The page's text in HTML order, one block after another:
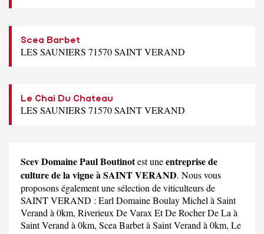
Scea Barbet
LES SAUNIERS 71570 SAINT VERAND
Le Chai Du Chateau
LES SAUNIERS 71570 SAINT VERAND
Scev Domaine Paul Boutinotest uneentreprise de
culture de la vigne à SAINT VERAND. Nous vous
proposons également une sélection de viticulteurs de
SAINT VERAND : Earl Domaine Boulay Michel à Saint
Verand à 0km, Riverieux De Varax Et De Rocher De La à
Saint Verand à 0km, Scea Barbetà Saint Verand à 0km, Le